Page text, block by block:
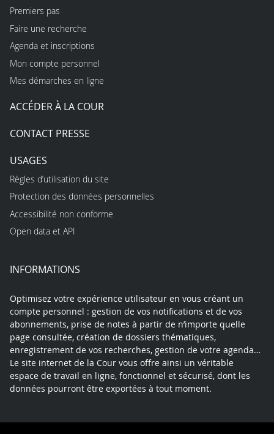
Premiers pas
Faire une recherche
Agenda et inscriptions
Mon compte personnel
Mes démarches en ligne
ACCÉDER À LA COUR
CONTACT PRESSE
USAGES
Règles d’utilisation du site
Protection des données personnelles
Accessibilité non conforme
Open data et API
INFORMATIONS
Optimisez votre expérience utilisateur en vous créant un
compte personnel : gestion de vos notifications et de vos
abonnements, prise de notes à partir de n’importe quelle
page consultée, création de dossiers thématiques,
enregistrement de vos recherches, gestion de votre agenda…
Le site internet de la Cour vous offre ainsi un véritable
espace de travail en ligne, fonctionnel et sécurisé, dont les
données pourront être exportées à tout moment.